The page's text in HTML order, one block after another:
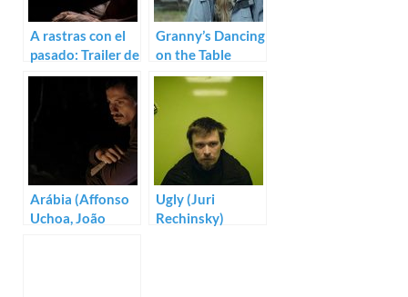
A rastras con el
pasado: Trailer de
A Yellow Bird
Granny’s Dancing
on the Table
(Ami-Ro Sköld)
Arábia (Affonso
Uchoa, João
Ugly (Juri
Rechinsky)